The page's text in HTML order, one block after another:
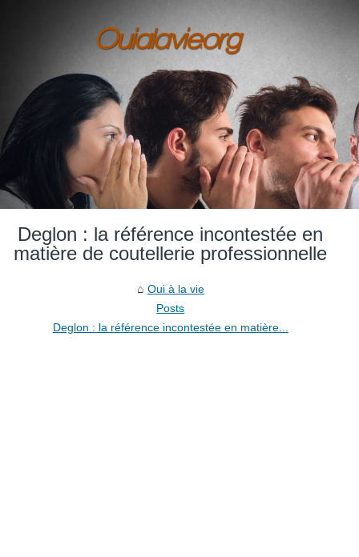
Deglon : la référence incontestée en
matière de coutellerie professionnelle
Oui à la vie
Posts
Deglon : la référence incontestée en matière...